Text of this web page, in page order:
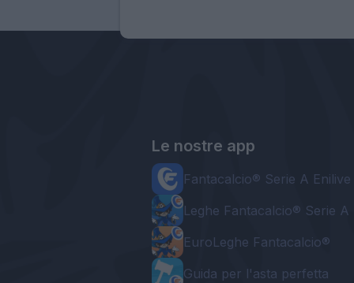
Le nostre app
Fantacalcio® Serie A Enilive
Leghe Fantacalcio® Serie A
EuroLeghe Fantacalcio®
Guida per l'asta perfetta